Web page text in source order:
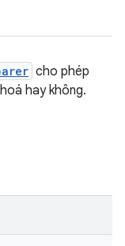
cho phép
hay không.